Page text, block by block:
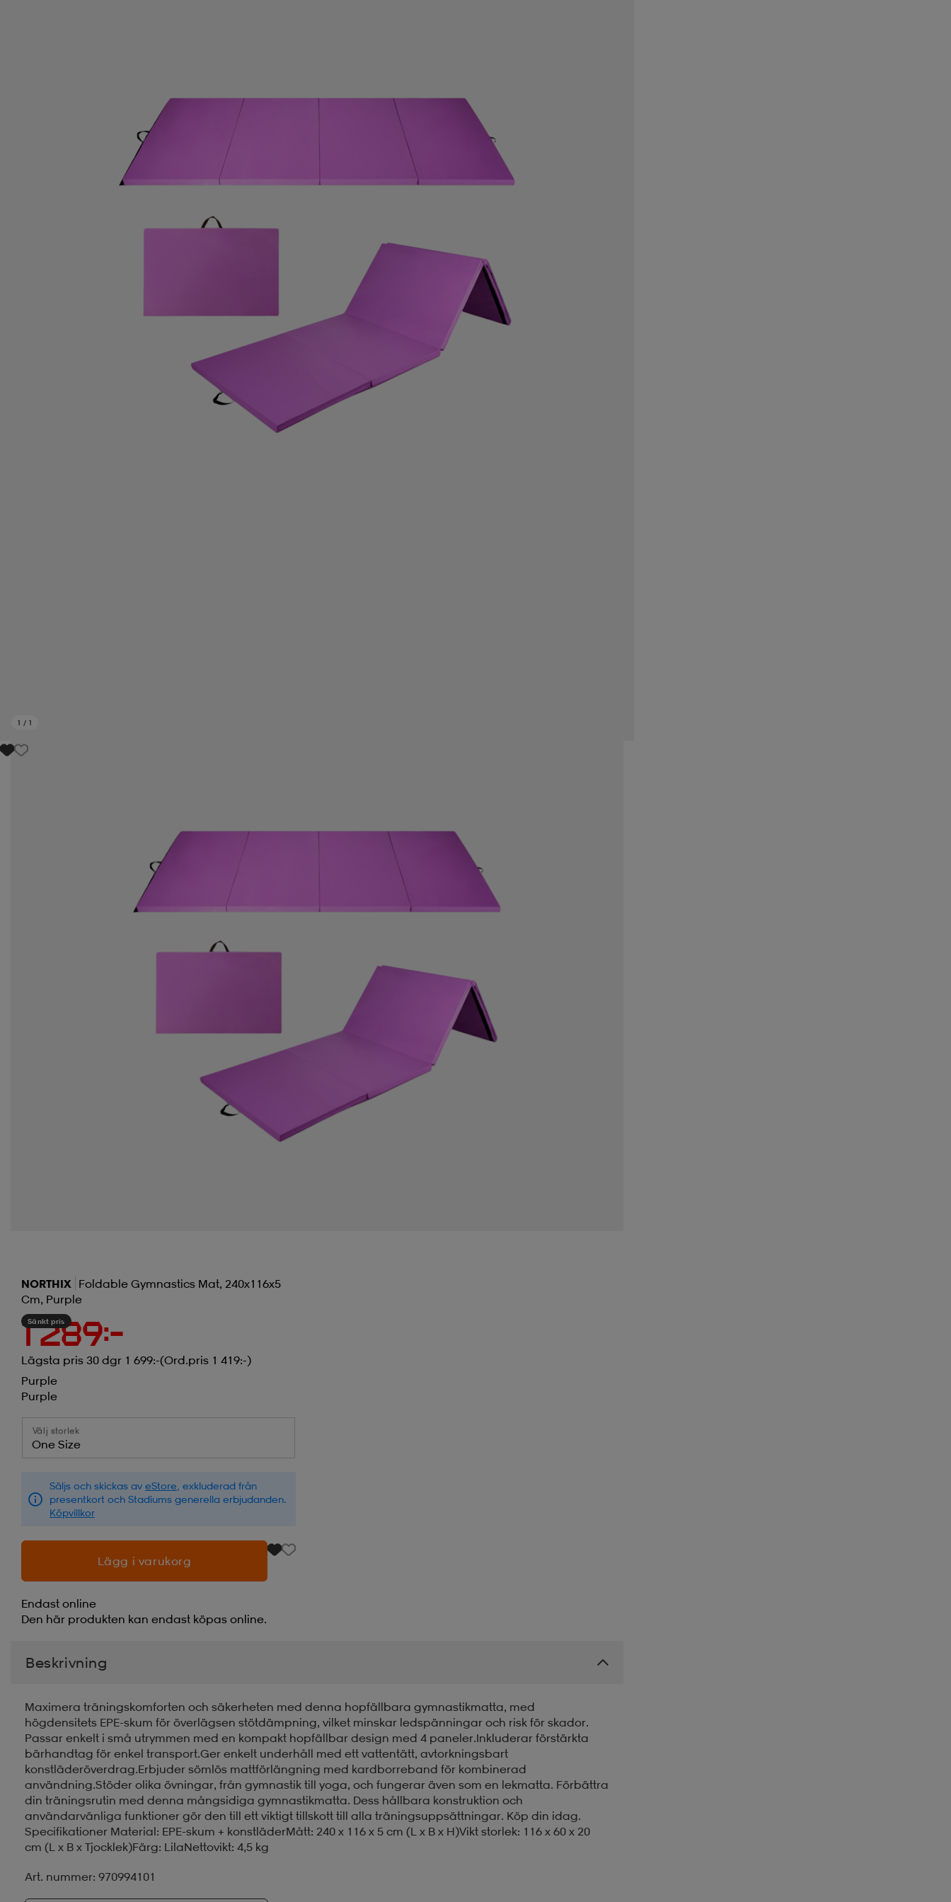
1 / 1
NORTHIX Foldable Gymnastics Mat, 240x116x5
Cm, Purple
Sänkt pris
1 289:-
Lägsta pris 30 dgr 1 699:-(Ord.pris 1 419:-)
Purple
Purple
Välj storlek
One Size
Säljs och skickas av eStore , exkluderad från
presentkort och Stadiums generella erbjudanden.
Köpvillkor
Lägg i varukorg
Endast online
Den här produkten kan endast köpas online.
Beskrivning
Maximera träningskomforten och säkerheten med denna hopfällbara gymnastikmatta, med
högdensitets EPE-skum för överlägsen stötdämpning, vilket minskar ledspänningar och risk för skador.
Passar enkelt i små utrymmen med en kompakt hopfällbar design med 4 paneler.Inkluderar förstärkta
bärhandtag för enkel transport.Ger enkelt underhåll med ett vattentätt, avtorkningsbart
konstläderöverdrag.Erbjuder sömlös mattförlängning med kardborreband för kombinerad
användning.Stöder olika övningar, från gymnastik till yoga, och fungerar även som en lekmatta. Förbättra
din träningsrutin med denna mångsidiga gymnastikmatta. Dess hållbara konstruktion och
användarvänliga funktioner gör den till ett viktigt tillskott till alla träningsuppsättningar. Köp din idag.
Specifikationer Material: EPE-skum + konstläderMått: 240 x 116 x 5 cm (L x B x H)Vikt storlek: 116 x 60 x 20
cm (L x B x Tjocklek)Färg: LilaNettovikt: 4,5 kg
Art. nummer: 970994101